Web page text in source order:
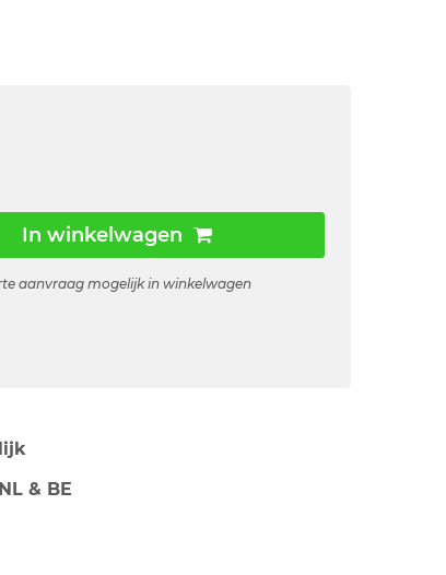
In winkelwagen
aanvraag mogelijk in winkelwagen
& BE